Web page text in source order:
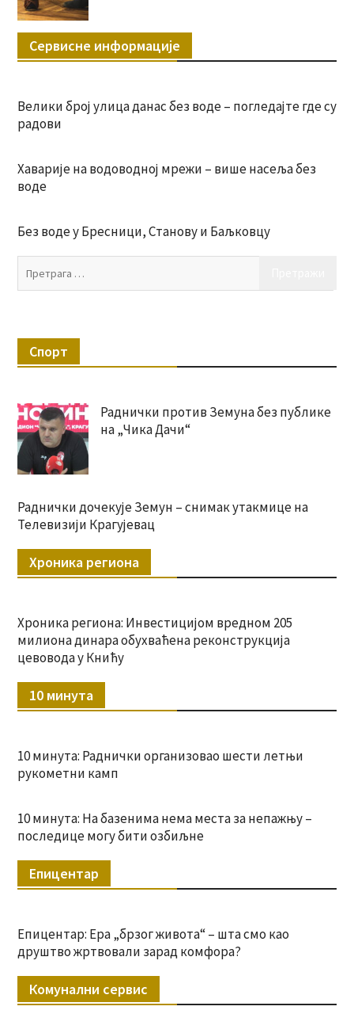
Сервисне информације
Велики број улица данас без воде – погледајте где су
радови
Хаварије на водоводној мрежи – више насеља без
воде
Без воде у Бресници, Станову и Баљковцу
Спорт
Раднички против Земуна без публике
на „Чика Дачи“
Раднички дочекује Земун – снимак утакмице на
Телевизији Крагујевац
Хроника региона
Хроника региона: Инвестицијом вредном 205
милиона динара обухваћена реконструкција
цевовода у Книћу
10 минута
10 минута: Раднички организовао шести летњи
рукометни камп
10 минута: На базенима нема места за непажњу –
последице могу бити озбиљне
Епицентар
Епицентар: Ера „брзог живота“ – шта смо као
друштво жртвовали зарад комфора?
Комунални сервис